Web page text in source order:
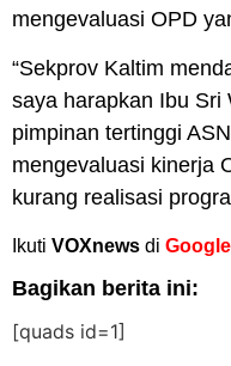
mengevaluasi OPD
“Sekprov Kaltim
saya harapkan Ibu Sri
pimpinan tertinggi
mengevaluasi kinerja
kurang realisasi
Ikuti VOXnews di
Bagikan berita ini:
[quads id=1]